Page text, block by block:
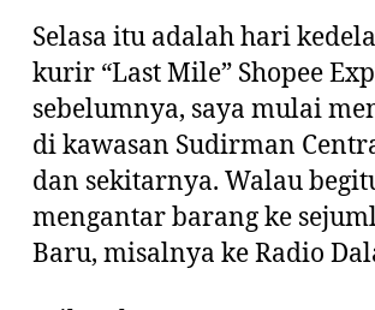
Selasa itu adalah hari
kurir “Last Mile” Shopee
sebelumnya, saya mulai
di kawasan Sudirman
dan sekitarnya. Walau
mengantar barang ke
Baru, misalnya ke Radio